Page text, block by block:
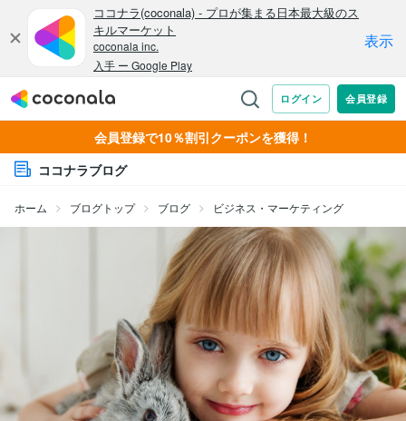
会員登録で10％割引クーポンを獲得！
ココナラブログ
ホーム ブログトップ ブログ ビジネス・マーケティング